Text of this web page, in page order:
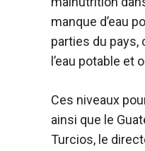
manque d’eau
parties du
l’eau potable et
Ces niveaux
ainsi que le
Turcios, le